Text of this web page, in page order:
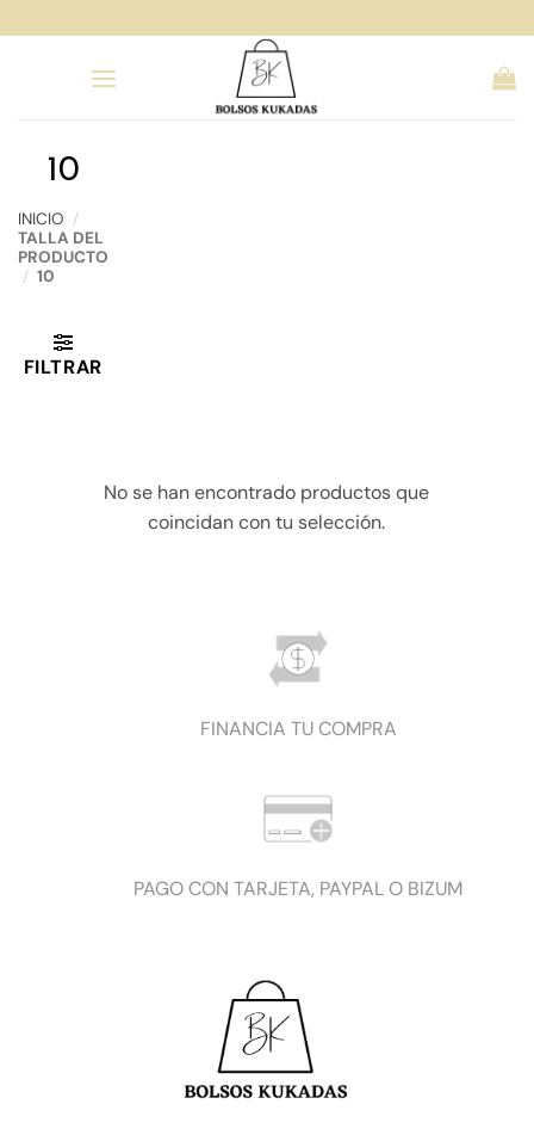
al
10
INICIO /
TALLA DEL
PRODUCTO
/ 10
FILTRAR
No se han encontrado productos que
coincidan con tu selección.
FINANCIA TU COMPRA
PAGO CON TARJETA, PAYPAL O BIZUM